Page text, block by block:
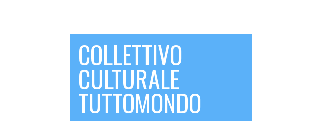
COLLETTIVO
CULTURALE
TUTTOMONDO